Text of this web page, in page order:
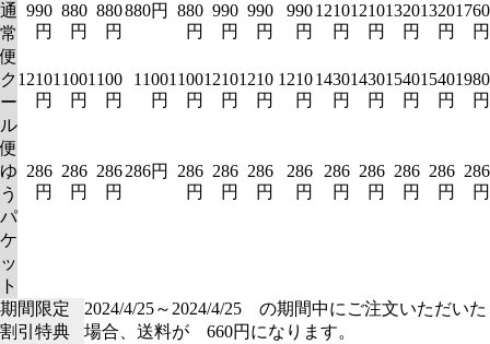
通
常
便
990
円
880
円
880
円
880円
880
円
990
円
990
円
990
円
1210
円
1210
円
1320
円
1320
円
1760
円
ク
ー
ル
便
1210
円
1100
円
1100
円
1100
円
1100
円
1210
円
1210
円
1210
円
1430
円
1430
円
1540
円
1540
円
1980
円
ゆ
う
パ
ケ
ッ
ト
286
円
286
円
286
円
286円
286
円
286
円
286
円
286
円
286
円
286
円
286
円
286
円
286
円
期間限定
割引特典
2024/4/25～2024/4/25 の期間中にご注文いただいた
場合、送料が 660円になります。